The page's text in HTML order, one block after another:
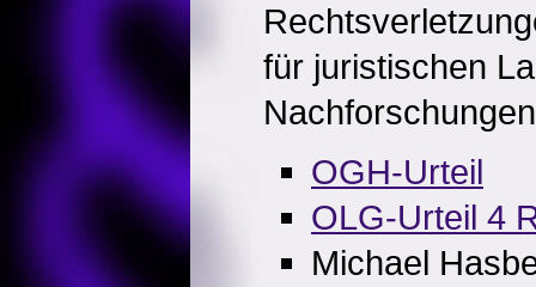
für juristischen
OGH-Urteil
OLG-Urteil 4
Michael